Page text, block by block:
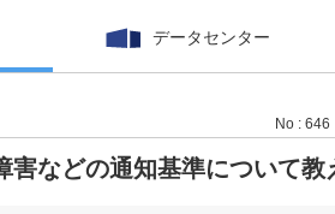
データセンター
No : 646
害などの通知基準について教